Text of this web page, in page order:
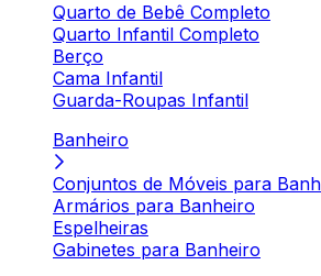
Quarto de Bebê Completo
Quarto Infantil Completo
Berço
Cama Infantil
Guarda-Roupas Infantil
Banheiro
Conjuntos de Móveis para
Armários para Banheiro
Espelheiras
Gabinetes para Banheiro